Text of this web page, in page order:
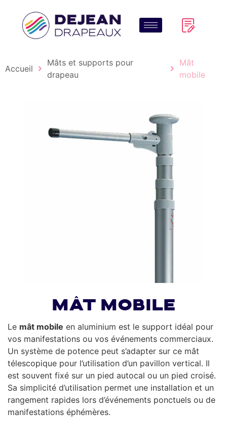
Accueil
Mâts et supports pour
drapeau
Mât
mobile
Mât mobile
Le mât mobile en aluminium est le support idéal pour
vos manifestations ou vos événements commerciaux.
Un système de potence peut s’adapter sur ce mât
télescopique pour l’utilisation d’un pavillon vertical. Il
est souvent fixé sur un pied autocal ou un pied croisé.
Sa simplicité d’utilisation permet une installation et un
rangement rapides lors d’événements ponctuels ou de
manifestations éphémères.